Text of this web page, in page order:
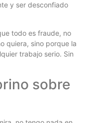
y ser desconfiado
todo es fraude, no
quiera, sino porque la
trabajo serio. Sin
sobre